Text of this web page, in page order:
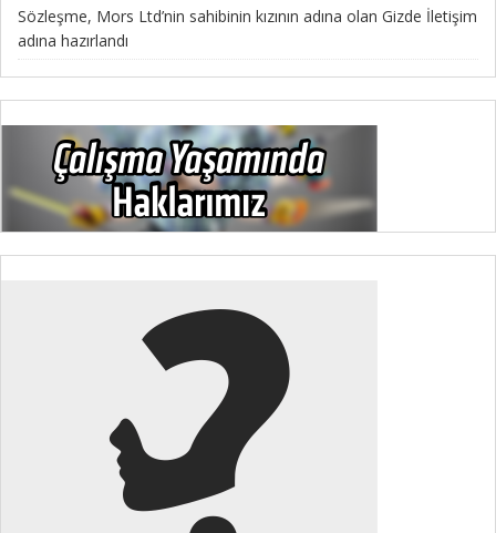
Sözleşme, Mors Ltd’nin sahibinin kızının adına olan Gizde İletişim
adına hazırlandı